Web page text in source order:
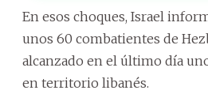
En esos choques, Israel
unos 60 combatientes de
alcanzado en el último día
en territorio libanés.